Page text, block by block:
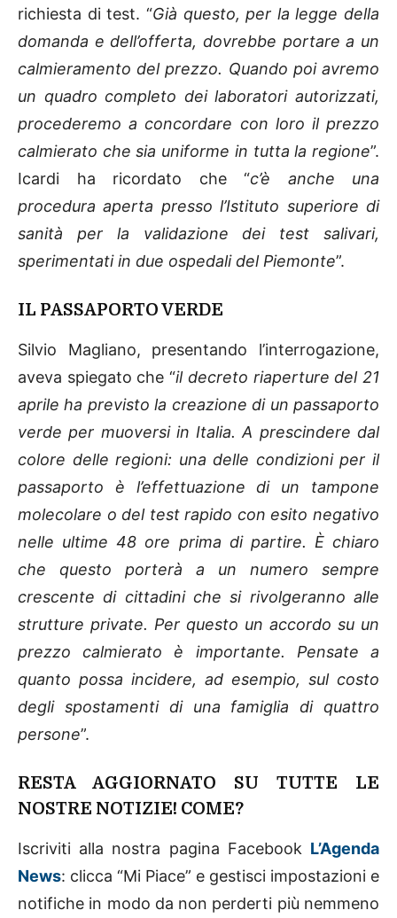
richiesta di test. “Già questo, per la legge della
domanda e dell’offerta, dovrebbe portare a un
calmieramento del prezzo. Quando poi avremo
un quadro completo dei laboratori autorizzati,
procederemo a concordare con loro il prezzo
calmierato che sia uniforme in tutta la regione”.
Icardi ha ricordato che “c’è anche una
procedura aperta presso l’Istituto superiore di
sanità per la validazione dei test salivari,
sperimentati in due ospedali del Piemonte”.
IL PASSAPORTO VERDE
Silvio Magliano, presentando l’interrogazione,
aveva spiegato che “il decreto riaperture del 21
aprile ha previsto la creazione di un passaporto
verde per muoversi in Italia. A prescindere dal
colore delle regioni: una delle condizioni per il
passaporto è l’effettuazione di un tampone
molecolare o del test rapido con esito negativo
nelle ultime 48 ore prima di partire. È chiaro
che questo porterà a un numero sempre
crescente di cittadini che si rivolgeranno alle
strutture private. Per questo un accordo su un
prezzo calmierato è importante. Pensate a
quanto possa incidere, ad esempio, sul costo
degli spostamenti di una famiglia di quattro
persone”.
RESTA AGGIORNATO SU TUTTE LE
NOSTRE NOTIZIE! COME?
Iscriviti alla nostra pagina Facebook L’Agenda
News: clicca “Mi Piace” e gestisci impostazioni e
notifiche in modo da non perderti più nemmeno